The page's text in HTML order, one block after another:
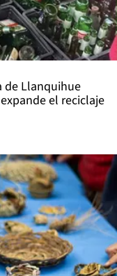
de Llanquihue
el reciclaje